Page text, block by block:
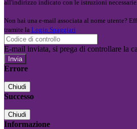
all'indirizzo indicato con le istruzioni
Non hai una e-mail associata al nome utente?
tramite la Login Spaggiari
E-mail inviata, si prega di controllare la
Errore
Chiudi
Successo
Chiudi
Informazione